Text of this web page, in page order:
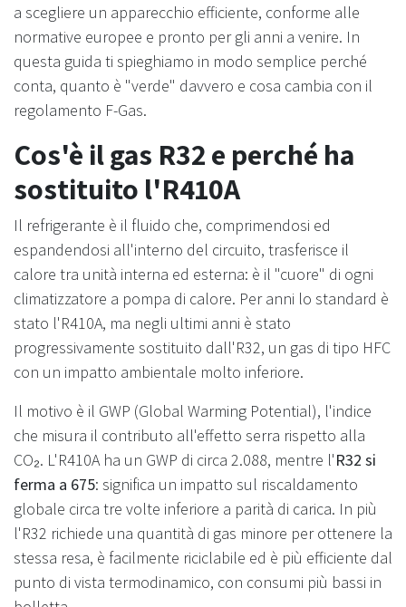
a scegliere un apparecchio efficiente, conforme alle
normative europee e pronto per gli anni a venire. In
questa guida ti spieghiamo in modo semplice perché
conta, quanto è "verde" davvero e cosa cambia con il
regolamento F-Gas.
Cos'è il gas R32 e perché ha
sostituito l'R410A
Il refrigerante è il fluido che, comprimendosi ed
espandendosi all'interno del circuito, trasferisce il
calore tra unità interna ed esterna: è il "cuore" di ogni
climatizzatore a pompa di calore. Per anni lo standard è
stato l'R410A, ma negli ultimi anni è stato
progressivamente sostituito dall'R32, un gas di tipo HFC
con un impatto ambientale molto inferiore.
Il motivo è il GWP (Global Warming Potential), l'indice
che misura il contributo all'effetto serra rispetto alla
CO₂. L'R410A ha un GWP di circa 2.088, mentre l'R32 si
ferma a 675: significa un impatto sul riscaldamento
globale circa tre volte inferiore a parità di carica. In più
l'R32 richiede una quantità di gas minore per ottenere la
stessa resa, è facilmente riciclabile ed è più efficiente dal
punto di vista termodinamico, con consumi più bassi in